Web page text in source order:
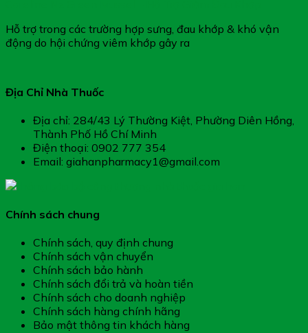
Hỗ trợ trong các trường hợp sưng, đau khớp & khó vận
động do hội chứng viêm khớp gây ra
Địa Chỉ Nhà Thuốc
Địa chỉ: 284/43 Lý Thường Kiệt, Phường Diên Hồng,
Thành Phố Hồ Chí Minh
Điện thoại: 0902 777 354
Email: giahanpharmacy1@gmail.com
Chính sách chung
Chính sách, quy định chung
Chính sách vận chuyển
Chính sách bảo hành
Chính sách đổi trả và hoàn tiền
Chính sách cho doanh nghiệp
Chính sách hàng chính hãng
Bảo mật thông tin khách hàng